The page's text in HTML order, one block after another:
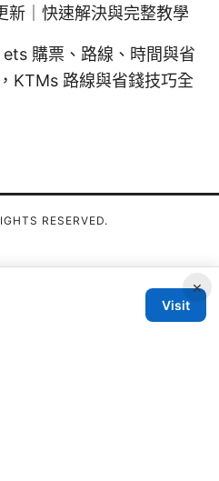
新｜快速解決與完整教學
購票、路線、時間與省
KTMs 路線與省錢技巧全
×
Visit
RESERVED.